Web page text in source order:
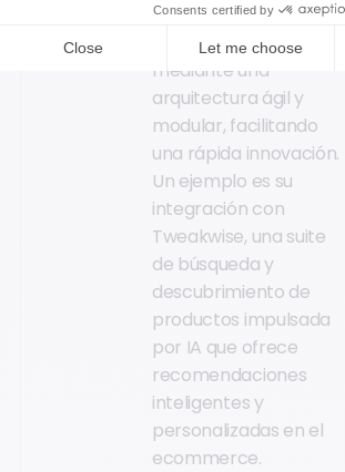
retailers aprovechar
estas tecnologías
mediante una
arquitectura ágil y
modular, facilitando
una rápida innovación.
Un ejemplo es su
integración con
Tweakwise, una suite
de búsqueda y
descubrimiento de
productos impulsada
por IA que ofrece
recomendaciones
inteligentes y
personalizadas en el
ecommerce.